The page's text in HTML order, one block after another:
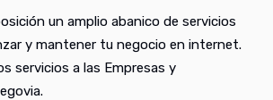
un amplio abanico de servicios
y mantener tu negocio en internet.
servicios a las Empresas y